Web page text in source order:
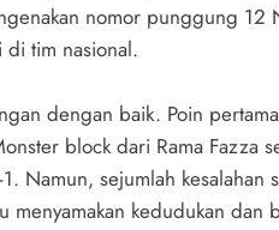
nomor punggung 12
tim nasional.
dengan baik. Poin
block dari Rama Fazza
Namun, sejumlah kesalahan
menyamakan kedudukan dan